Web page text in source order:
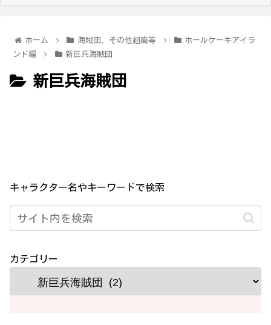
ホーム 海賊団、その他組織等
ホールケーキアイラ
ンド編
新巨兵海賊団
新巨兵海賊団
キャラクター名やキーワードで検索
カテゴリー